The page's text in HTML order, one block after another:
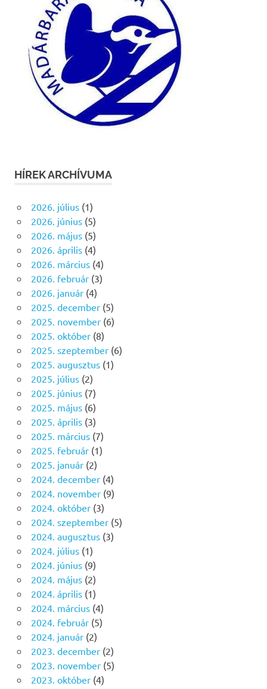
HÍREK ARCHÍVUMA
2026. július(1)
2026. június(5)
2026. május(5)
2026. április(4)
2026. március(4)
2026. február(3)
2026. január(4)
2025. december(5)
2025. november(6)
2025. október(8)
2025. szeptember(6)
2025. augusztus(1)
2025. július(2)
2025. június(7)
2025. május(6)
2025. április(3)
2025. március(7)
2025. február(1)
2025. január(2)
2024. december(4)
2024. november(9)
2024. október(3)
2024. szeptember(5)
2024. augusztus(3)
2024. július(1)
2024. június(9)
2024. május(2)
2024. április(1)
2024. március(4)
2024. február(5)
2024. január(2)
2023. december(2)
2023. november(5)
2023. október(4)